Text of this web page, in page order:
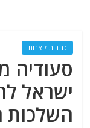
כתבות קצרות
סעודיה
ישראל
השלכות